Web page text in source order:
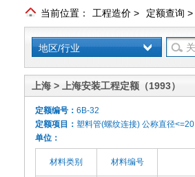
当前位置： 工程造价 > 定额查询 >
地区/行业
上海 > 上海安装工程定额（1993）
定额编号： 6B-32
定额项目： 塑料管(螺纹连接) 公称直径<=20
单位：
材料类别 材料编号